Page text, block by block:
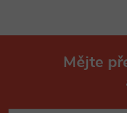
Mějte